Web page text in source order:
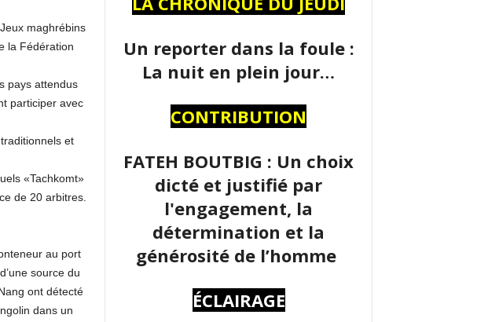
maghrébins
la Fédération
pays attendus
participer avec
et
«Tachkomt»
de 20 arbitres.
au port
source du
ont détecté
dans un
Un reporter dans la foule :
La nuit en plein jour…
CONTRIBUTION
FATEH BOUTBIG : Un choix
dicté et justifié par
l'engagement, la
détermination et la
générosité de l’homme
ÉCLAIRAGE